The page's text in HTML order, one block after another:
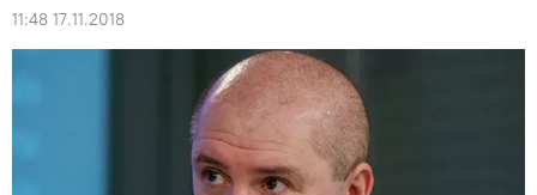
11:48 17.11.2018